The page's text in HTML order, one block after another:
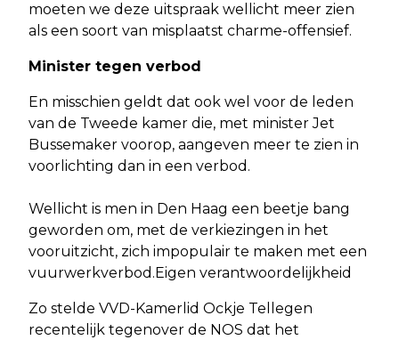
moeten we deze uitspraak wellicht meer zien
als een soort van misplaatst charme-offensief.
Minister tegen verbod
En misschien geldt dat ook wel voor de leden
van de Tweede kamer die, met minister Jet
Bussemaker voorop, aangeven meer te zien in
voorlichting dan in een verbod.
Wellicht is men in Den Haag een beetje bang
geworden om, met de verkiezingen in het
vooruitzicht, zich impopulair te maken met een
vuurwerkverbod.Eigen verantwoordelijkheid
Zo stelde VVD-Kamerlid Ockje Tellegen
recentelijk tegenover de NOS dat het